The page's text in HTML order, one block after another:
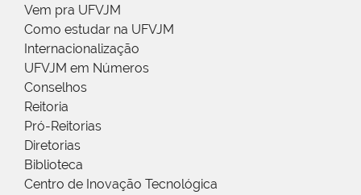
Vem pra UFVJM
Como estudar na UFVJM
Internacionalização
UFVJM em Números
Conselhos
Reitoria
Pró-Reitorias
Diretorias
Biblioteca
Centro de Inovação Tecnológica